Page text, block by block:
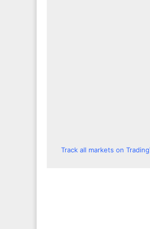
Track all markets on